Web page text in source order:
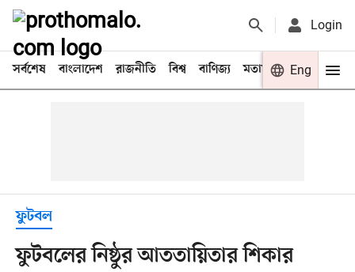
Login
সর্বশেষ বাংলাদেশ রাজনীতি বিশ্ব বাণিজ্য মতামত খেলা
Eng
ফুটবল
ফুটবলের নিষ্ঠুর আততায়িতার শিকার